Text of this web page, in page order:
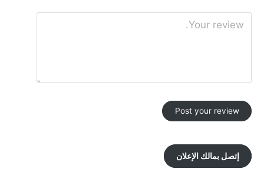
إتصل بمالك الإعلان